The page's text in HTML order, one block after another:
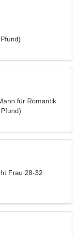
für Romantik
Frau 28-32